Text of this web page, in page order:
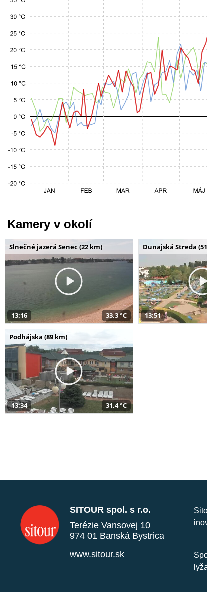
Kamery v okolí
Slnečné jazerá Senec (22 km)
13:16 33,3 °C
Dunajská Streda
13:51
Podhájska (89 km)
13:34 31,4 °C
SITOUR spol. s r.o.
Terézie Vansovej 10
974 01 Banská Bystrica
www.sitour.sk